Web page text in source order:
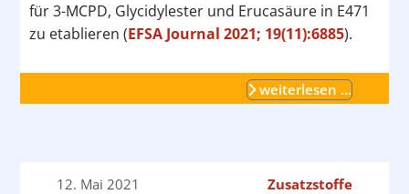
für 3-MCPD, Glycidylester und Erucasäure in E471
zu etablieren (EFSA Journal 2021; 19(11):6885).
weiterlesen …
12. Mai 2021 Zusatzstoffe